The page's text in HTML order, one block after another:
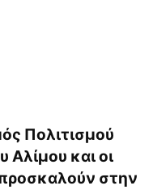
Πολιτισμού
Αλίμου και οι
στην